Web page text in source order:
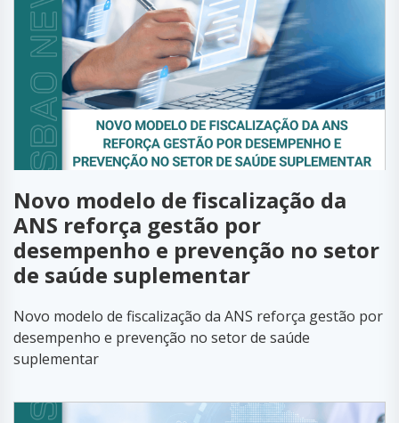
Novo modelo de fiscalização da
ANS reforça gestão por
desempenho e prevenção no setor
de saúde suplementar
Novo modelo de fiscalização da ANS reforça gestão por
desempenho e prevenção no setor de saúde
suplementar